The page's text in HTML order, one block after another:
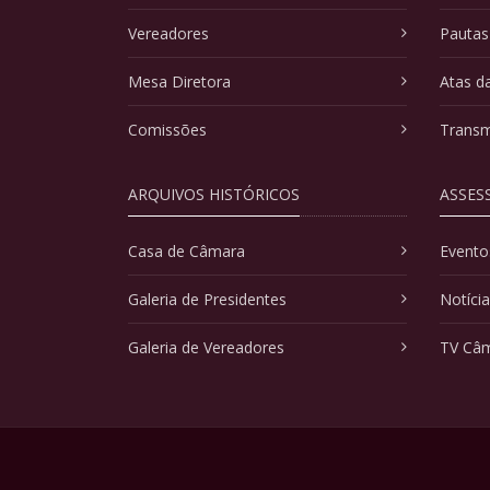
Vereadores
Mesa Diretora
Comissões
ARQUIVOS HISTÓRICOS
Casa de Câmara
Galeria de Presidentes
Galeria de Vereadores
Atas
TV